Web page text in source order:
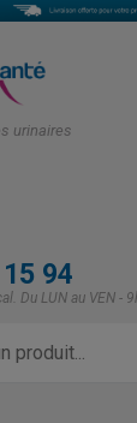
urinaires
94
Du LUN au VEN -